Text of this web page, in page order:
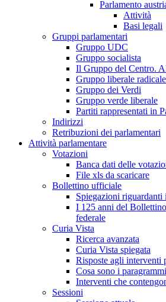
Parlamento
Attività
Basi legali
Gruppi parlamentari
Gruppo UDC
Gruppo socialista
Il Gruppo del Centro.
Gruppo liberale radicale
Gruppo dei Verdi
Gruppo verde liberale
Partiti rappresentati in
Indirizzi
Retribuzioni dei parlamentari
Attività parlamentare
Votazioni
Banca dati delle
File xls da scaricare
Bollettino ufficiale
Spiegazioni
I 125 anni del
federale
Curia Vista
Ricerca avanzata
Curia Vista spiegata
Risposte agli interventi
Cosa sono i paragrammi
Interventi che
Sessioni